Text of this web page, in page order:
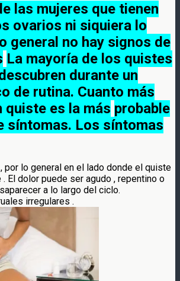
las mujeres que tienen
ovarios ni siquiera lo
general no hay signos de
La mayoría de los quistes
durante un
de rutina. Cuanto más
quiste es la más probable
síntomas. Los síntomas
por lo general en el lado donde el quiste
El dolor puede ser agudo , repentino o
a lo largo del ciclo.
irregulares .